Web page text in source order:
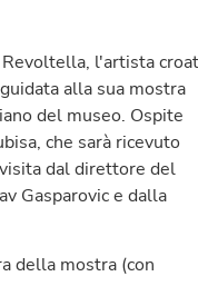
l'artista
alla sua mostra
del museo. Ospite
che sarà ricevuto
dal direttore del
Gasparovic e dalla
della mostra (con